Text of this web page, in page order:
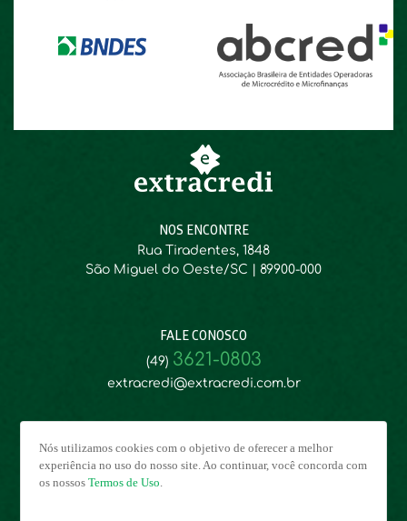
Nós utilizamos cookies com o objetivo de oferecer a melhor
experiência no uso do nosso site. Ao continuar, você concorda com
os nossosTermos de Uso.
NOS ENCONTRE
Rua Tiradentes, 1848
São Miguel do Oeste/SC | 89900-000
FALE CONOSCO
(49) 3621-0803
extracredi@extracredi.com.br